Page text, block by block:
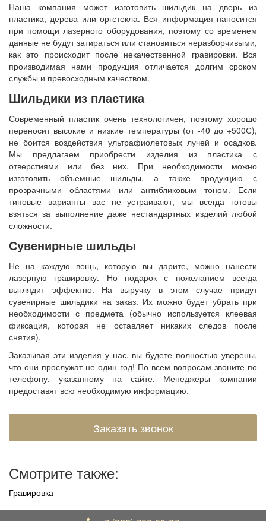
Наша компания может изготовить шильдик на дверь из
пластика, дерева или оргстекла. Вся информация наносится
при помощи лазерного оборудования, поэтому со временем
данные не будут затираться или становиться неразборчивыми,
как это происходит после некачественной гравировки. Вся
производимая нами продукция отличается долгим сроком
службы и превосходным качеством.
Шильдики из пластика
Современный пластик очень технологичен, поэтому хорошо
переносит высокие и низкие температуры (от -40 до +500С),
не боится воздействия ультрафиолетовых лучей и осадков.
Мы предлагаем приобрести изделия из пластика с
отверстиями или без них. При необходимости можно
изготовить объемные шильды, а также продукцию с
прозрачными областями или антибликовым тоном. Если
типовые варианты вас не устраивают, мы всегда готовы
взяться за выполнение даже нестандартных изделий любой
сложности.
Сувенирные шильды
Не на каждую вещь, которую вы дарите, можно нанести
лазерную гравировку. Но подарок с пожеланием всегда
выглядит эффектно. На выручку в этом случае придут
сувенирные шильдики на заказ. Их можно будет убрать при
необходимости с предмета (обычно используется клеевая
фиксация, которая не оставляет никаких следов после
снятия).
Заказывая эти изделия у нас, вы будете полностью уверены,
что они прослужат не один год! По всем вопросам звоните по
телефону, указанному на сайте. Менеджеры компании
предоставят всю необходимую информацию.
Заказать звонок
Смотрите также:
Гравировка